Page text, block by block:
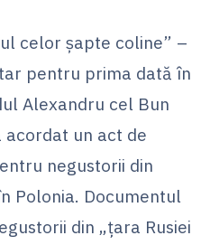
celor şapte coline” –
pentru prima dată în
Alexandru cel Bun
un act de
negustorii din
Polonia. Documentul
din „ţara Rusiei